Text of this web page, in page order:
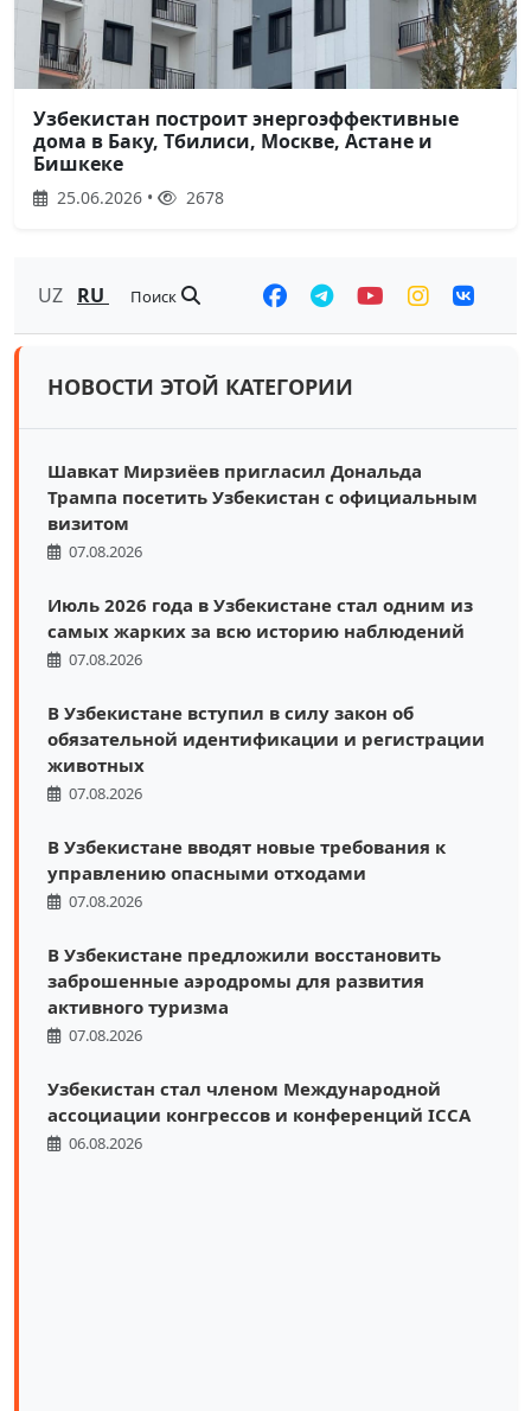
Узбекистан построит энергоэффективные
дома в Баку, Тбилиси, Москве, Астане и
Бишкеке
25.06.2026 • 2678
UZ RU Поиск
НОВОСТИ ЭТОЙ КАТЕГОРИИ
Шавкат Мирзиёев пригласил Дональда
Трампа посетить Узбекистан с официальным
визитом
07.08.2026
Июль 2026 года в Узбекистане стал одним из
самых жарких за всю историю наблюдений
07.08.2026
В Узбекистане вступил в силу закон об
обязательной идентификации и регистрации
животных
07.08.2026
В Узбекистане вводят новые требования к
управлению опасными отходами
07.08.2026
В Узбекистане предложили восстановить
заброшенные аэродромы для развития
активного туризма
07.08.2026
Узбекистан стал членом Международной
ассоциации конгрессов и конференций ICCA
06.08.2026